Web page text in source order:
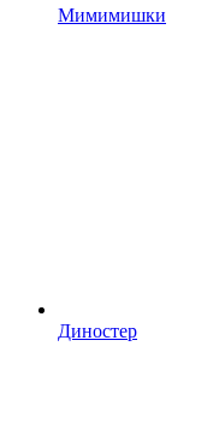
Мимимишки
Диностер